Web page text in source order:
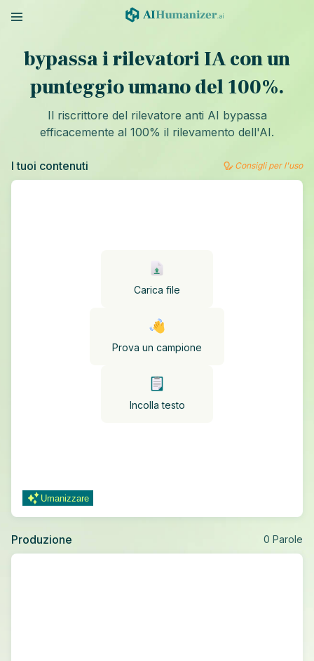
bypassa i rilevatori IA con un
punteggio umano del 100%.
Il riscrittore del rilevatore anti AI bypassa
efficacemente al 100% il rilevamento dell'AI.
I tuoi contenuti Consigli per l'uso
Carica file
Prova un campione
Incolla testo
Umanizzare
Produzione 0 Parole